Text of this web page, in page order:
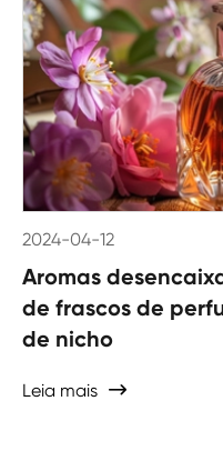
2024-04-12
Aromas
de frascos de
de nicho
Leia mais 